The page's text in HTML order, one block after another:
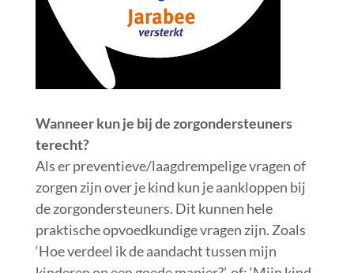
Wanneer kun je bij de zorgondersteuners
terecht?
Als er preventieve/laagdrempelige vragen of
zorgen zijn over je kind kun je aankloppen bij
de zorgondersteuners. Dit kunnen hele
praktische opvoedkundige vragen zijn. Zoals
‘Hoe verdeel ik de aandacht tussen mijn